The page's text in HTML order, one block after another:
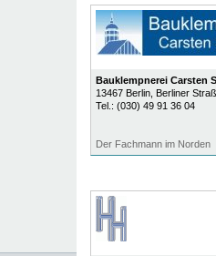
Bauklempnerei Carsten
13467 Berlin, Berliner
Tel.: (030) 49 91 36 04
Der Fachmann im Norden